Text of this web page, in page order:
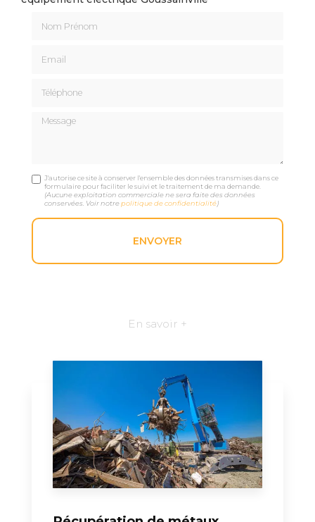
Message
J'autorise ce site à conserver l'ensemble des données transmises dans ce
formulaire pour faciliter le suivi et le traitement de ma demande.
(Aucune exploitation commerciale ne sera faite des données
conservées. Voir notrepolitique de confidentialité)
En savoir +